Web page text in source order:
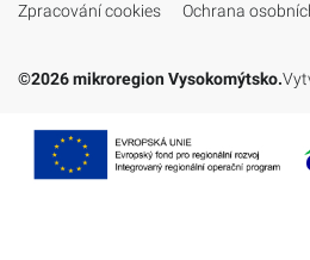
Zpracování cookies Ochrana
©2026 mikroregion Vysokomýtsko.